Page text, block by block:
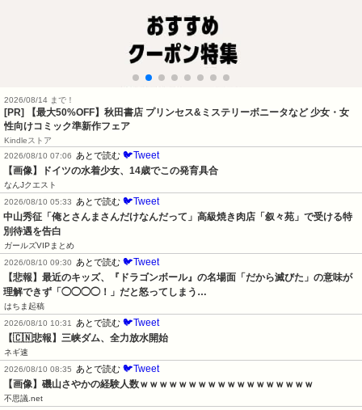
2026/08/14 まで！
[PR] 【最大50%OFF】秋田書店 プリンセス&ミステリーボニータなど 少女・女
性向けコミック準新作フェア
Kindleストア
2026/08/10 07:06
あとで読む 🐦Tweet
【画像】ドイツの水着少女、14歳でこの発育具合
なんJクエスト
2026/08/10 05:33
あとで読む 🐦Tweet
中山秀征「俺とさんまさんだけなんだって」高級焼き肉店「叙々苑」で受ける特
別待遇を告白
ガールズVIPまとめ
2026/08/10 09:30
あとで読む 🐦Tweet
【悲報】最近のキッズ、『ドラゴンボール』の名場面「だから滅びた」の意味が
理解できず「◯◯◯◯！」だと怒ってしまう…
はちま起稿
2026/08/10 10:31
あとで読む 🐦Tweet
【🇨🇳悲報】三峡ダム、全力放水開始
ネギ速
2026/08/10 08:35
あとで読む 🐦Tweet
【画像】磯山さやかの経験人数ｗｗｗｗｗｗｗｗｗｗｗｗｗｗｗｗｗｗ
不思議.net